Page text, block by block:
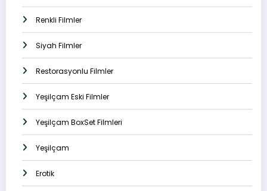
Renkli Filmler
Siyah Filmler
Restorasyonlu Filmler
Yeşilçam Eski Filmler
Yeşilçam BoxSet Filmleri
Yeşilçam
Erotik